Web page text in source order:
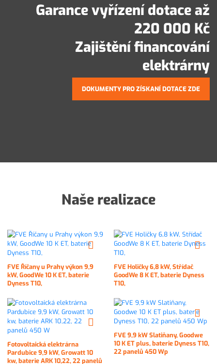
Garance vyřízení dotace až
220 000 Kč
Zajištění financování
elektrárny
DOKUMENTY PRO ZÍSKANÍ DOTACE ZDE
Naše realizace
FVE Říčany u Prahy výkon 9,9
kW, GoodWe 10 K ET, baterie
Dyness T10,
FVE Holičky 6,8 kW, Střídač
GoodWe 8 K ET, baterie Dyness
T10,
Fotovoltaická elektrárna
Pardubice 9,9 kW, Growatt 10
kw, baterie ARK 10,22, 22 panelů
FVE 9,9 kW Slatiňany, Goodwe
10 K ET plus, baterie Dyness T10,
22 panelů 450 Wp